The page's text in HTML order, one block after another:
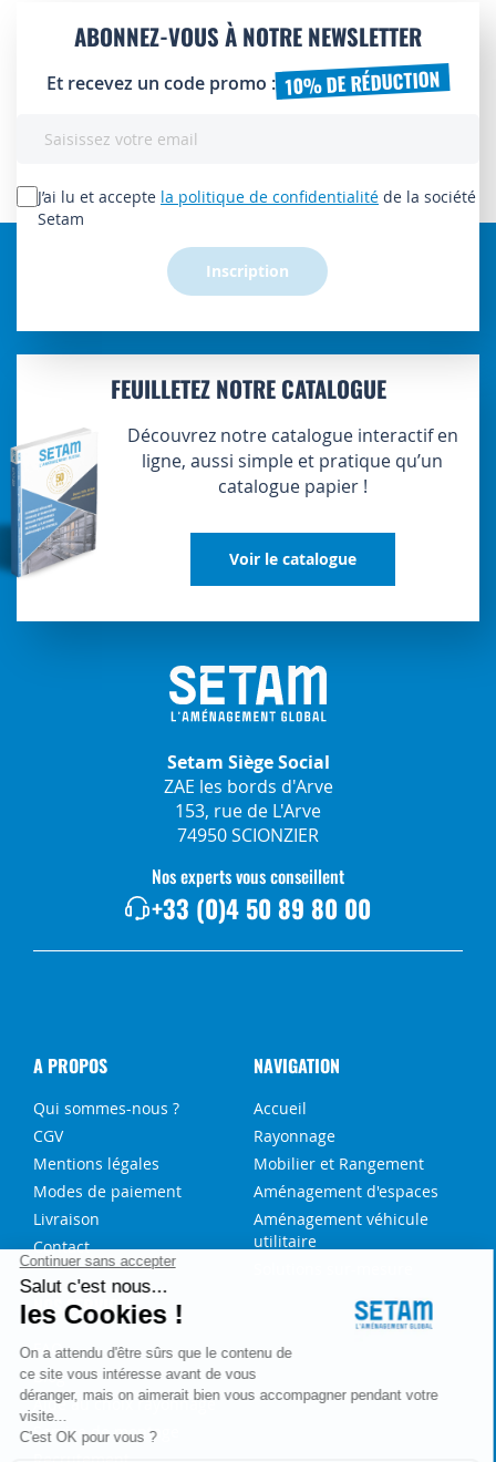
ABONNEZ-VOUS À NOTRE NEWSLETTER
Et recevez un code promo : 10% DE RÉDUCTION
lettre
d’information
J’ai lu et accepte la politique de confidentialité de la société
Setam
Inscription
FEUILLETEZ NOTRE CATALOGUE
Découvrez notre catalogue interactif en
ligne, aussi simple et pratique qu’un
catalogue papier !
Voir le catalogue
Setam Siège Social
ZAE les bords d'Arve
153, rue de L'Arve
74950 SCIONZIER
Nos experts vous conseillent
+33 (0)4 50 89 80 00
A PROPOS
Qui sommes-nous ?
CGV
Mentions légales
Modes de paiement
Livraison
Contact
NAVIGATION
Accueil
Rayonnage
Mobilier et Rangement
Aménagement d'espaces
Aménagement véhicule
utilitaire
NOS SERVICES
FAQ
Blog
Aide au choix rayonnage
Service de montage